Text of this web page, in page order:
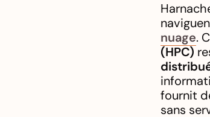
nuage.
(HPC)
fournit
sans